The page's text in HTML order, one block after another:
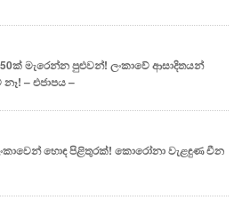
මැරෙන්න පුළුවන්! ලංකාවේ ආසාදිතයන්
– එජාපය –
හොඳ පිළිතුරක්! කො⁣රෝනා වැළඳුණ චීන